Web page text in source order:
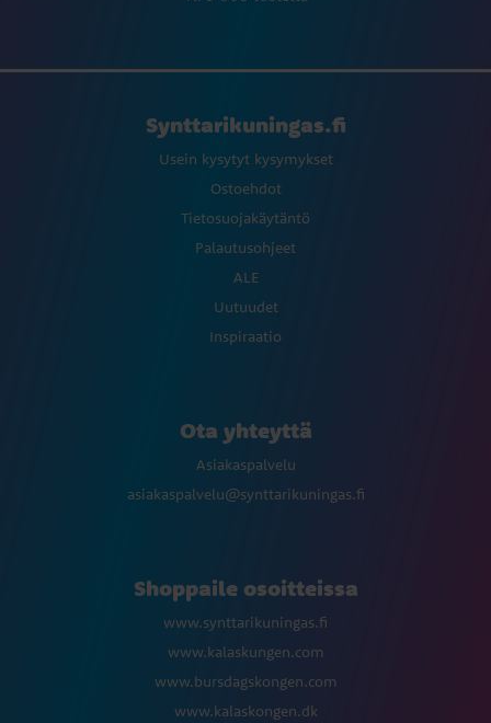
Synttarikuningas.fi
Usein kysytyt kysymykset
Ostoehdot
Tietosuojakäytäntö
Palautusohjeet
ALE
Uutuudet
Inspiraatio
Ota yhteyttä
Asiakaspalvelu
asiakaspalvelu@synttarikuningas.fi
Shoppaile osoitteissa
www.synttarikuningas.fi
www.kalaskungen.com
www.bursdagskongen.com
www.kalaskongen.dk